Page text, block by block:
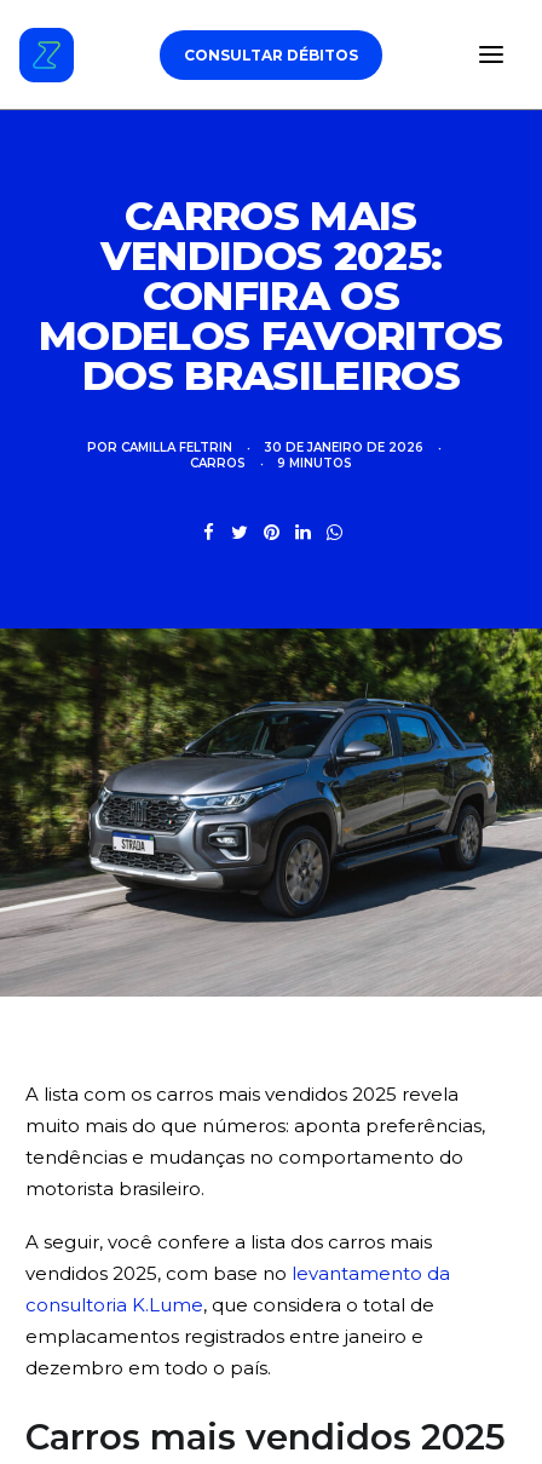
CONSULTAR DÉBITOS
DÉBITOS VEICULARES
TAG DE PEDÁGIO
SEGURO
CARROS MAIS
VENDIDOS 2025:
CONFIRA OS
MODELOS FAVORITOS
DOS BRASILEIROS
POR CAMILLA FELTRIN • 30 DE JANEIRO DE 2026
•
CARROS
• 9 MINUTOS
A lista com os carros mais vendidos 2025 revela
muito mais do que números: aponta preferências,
tendências e mudanças no comportamento do
motorista brasileiro.
A seguir, você confere a lista dos carros mais
vendidos 2025, com base no levantamento da
consultoria K.Lume, que considera o total de
emplacamentos registrados entre janeiro e
dezembro em todo o país.
Carros mais vendidos 2025